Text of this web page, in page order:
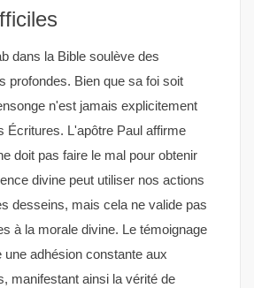
dans la Bible soulève des
profondes. Bien que sa foi soit
n'est jamais explicitement
Écritures. L'apôtre Paul affirme
doit pas faire le mal pour obtenir
divine peut utiliser nos actions
desseins, mais cela ne valide pas
à la morale divine. Le témoignage
une adhésion constante aux
manifestant ainsi la vérité de